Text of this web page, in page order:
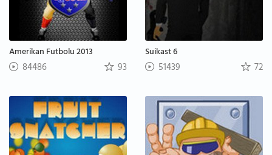
Amerikan Futbolu 2013
84486 93
Suikast 6
51439 72